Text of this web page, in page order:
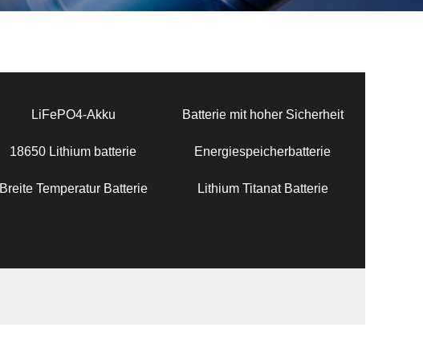
LiFePO4-Akku Batterie mit hoher Sicherheit
18650 Lithium batterie Energiespeicherbatterie
Breite Temperatur Batterie Lithium Titanat Batterie